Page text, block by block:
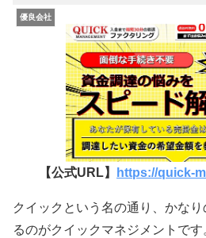
優良会社
【公式URL】 https://quick-
クイックという名の通り、かな
るのがクイックマネジメントです